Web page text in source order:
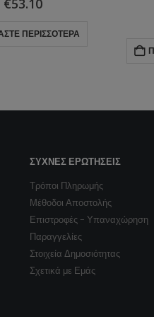
ΣΥΧΝΈΣ ΕΡΩΤΉΣΕΙΣ
Τρόποι Πληρωμής
Μέθοδοι Αποστολής
Επιστροφές - Υπαναχώρηση
Παραγγελίες
Στοιχεία Δημοσιότητας
Σχετικά με Εμάς